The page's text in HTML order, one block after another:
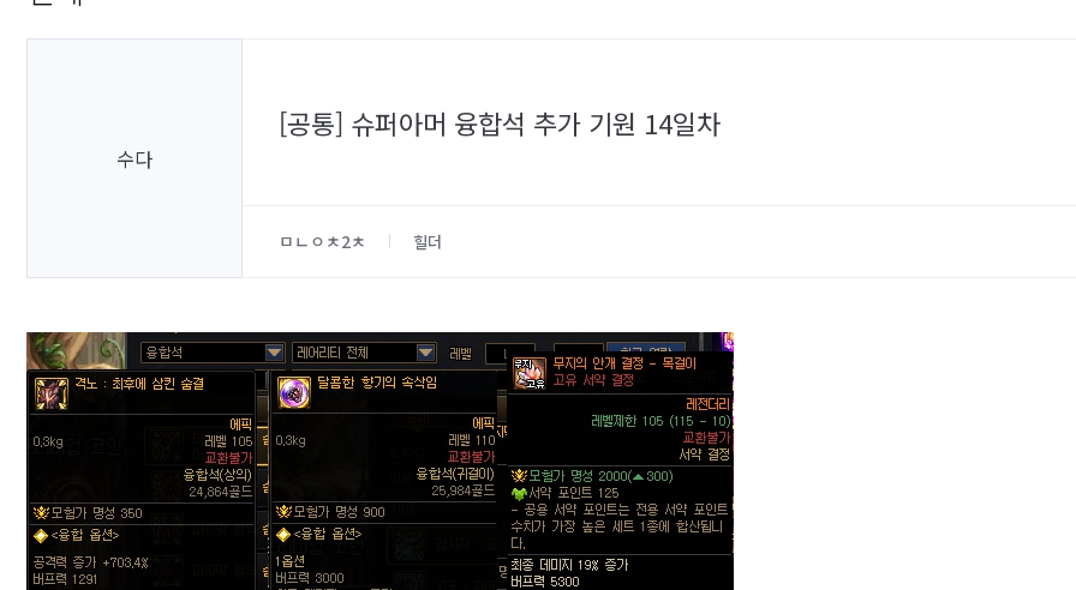
수다
[공통] 슈퍼아머 융합석 추가 기원 14일차
ㅁㄴㅇㅊ2ㅊ 힐더